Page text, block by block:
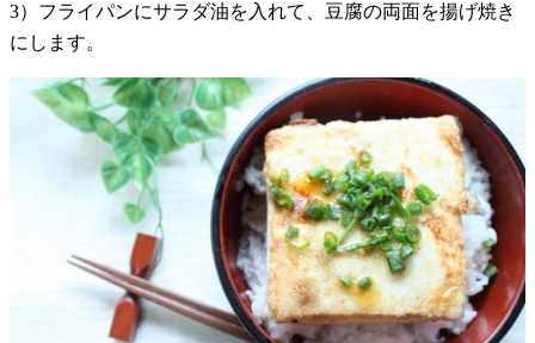
3）フライパンにサラダ油を入れて、豆腐の両面を揚げ焼き
にします。